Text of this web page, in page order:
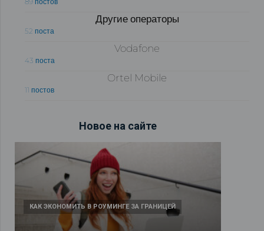
Другие операторы
52 поста
Vodafone
43 поста
Ortel Mobile
11 постов
Новое на сайте
КАК ЭКОНОМИТЬ В РОУМИНГЕ ЗА ГРАНИЦЕЙ